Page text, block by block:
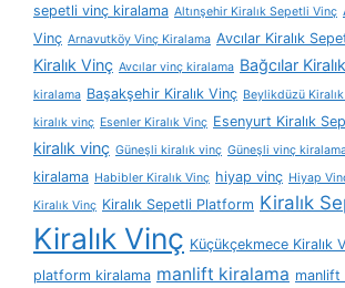
sepetli vinç kiralama Altınşehir Kiralık Sepetli Vinç
Vinç Arnavutköy Vinç Kiralama Avcılar Kiralık
Kiralık Vinç Avcılar vinç kiralama Bağcılar
kiralama Başakşehir Kiralık Vinç Beylikdüzü
kiralık vinç Esenler Kiralık Vinç Esenyurt Kiralık
kiralık vinç Güneşli kiralık vinç Güneşli vinç
kiralama Habibler Kiralık Vinç hiyap vinç Hiyap
Kiralık Vinç Kiralık Sepetli Platform Kiralık
Kiralık Vinç Küçükçekmece Kiralık
platform kiralama manlift kiralama manlift